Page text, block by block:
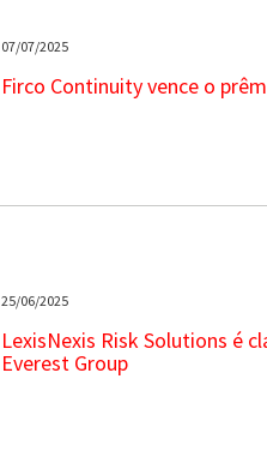
07/07/2025
Firco Continuity vence o
25/06/2025
LexisNexis Risk Solutions é
Everest Group